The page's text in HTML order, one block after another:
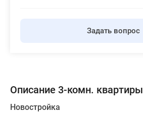
Задать вопрос
Описание 3-комн. квартиры
Новостройка